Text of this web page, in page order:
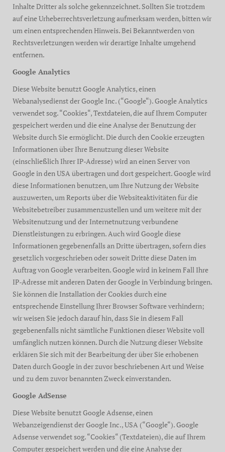
Inhalte Dritter als solche gekennzeichnet. Sollten Sie trotzdem
auf eine Urheberrechtsverletzung aufmerksam werden, bitten wir
um einen entsprechenden Hinweis. Bei Bekanntwerden von
Rechtsverletzungen werden wir derartige Inhalte umgehend
entfernen.
Google Analytics
Diese Website benutzt Google Analytics, einen
Webanalysedienst der Google Inc. (“Google“). Google Analytics
verwendet sog. “Cookies“, Textdateien, die auf Ihrem Computer
gespeichert werden und die eine Analyse der Benutzung der
Website durch Sie ermöglicht. Die durch den Cookie erzeugten
Informationen über Ihre Benutzung dieser Website
(einschließlich Ihrer IP-Adresse) wird an einen Server von
Google in den USA übertragen und dort gespeichert. Google wird
diese Informationen benutzen, um Ihre Nutzung der Website
auszuwerten, um Reports über die Websiteaktivitäten für die
Websitebetreiber zusammenzustellen und um weitere mit der
Websitenutzung und der Internetnutzung verbundene
Dienstleistungen zu erbringen. Auch wird Google diese
Informationen gegebenenfalls an Dritte übertragen, sofern dies
gesetzlich vorgeschrieben oder soweit Dritte diese Daten im
Auftrag von Google verarbeiten. Google wird in keinem Fall Ihre
IP-Adresse mit anderen Daten der Google in Verbindung bringen.
Sie können die Installation der Cookies durch eine
entsprechende Einstellung Ihrer Browser Software verhindern;
wir weisen Sie jedoch darauf hin, dass Sie in diesem Fall
gegebenenfalls nicht sämtliche Funktionen dieser Website voll
umfänglich nutzen können. Durch die Nutzung dieser Website
erklären Sie sich mit der Bearbeitung der über Sie erhobenen
Daten durch Google in der zuvor beschriebenen Art und Weise
und zu dem zuvor benannten Zweck einverstanden.
Google AdSense
Diese Website benutzt Google Adsense, einen
Webanzeigendienst der Google Inc., USA (“Google“). Google
Adsense verwendet sog. “Cookies“ (Textdateien), die auf Ihrem
Computer gespeichert werden und die eine Analyse der